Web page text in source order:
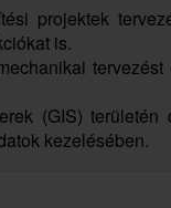
projektek
is.
(GIS) területén
kezelésében.